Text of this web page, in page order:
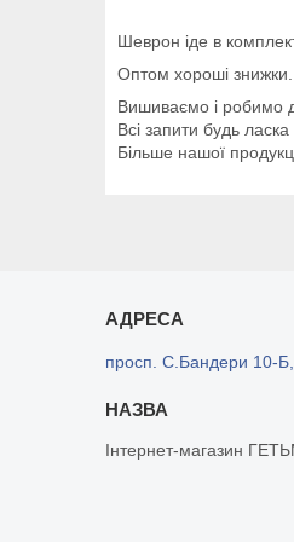
Шеврон іде в
Оптом хороші знижки.
Вишиваємо і робимо
Всі запити будь
Більше нашої
просп. С.Бандери 10-Б,
Інтернет-магазин